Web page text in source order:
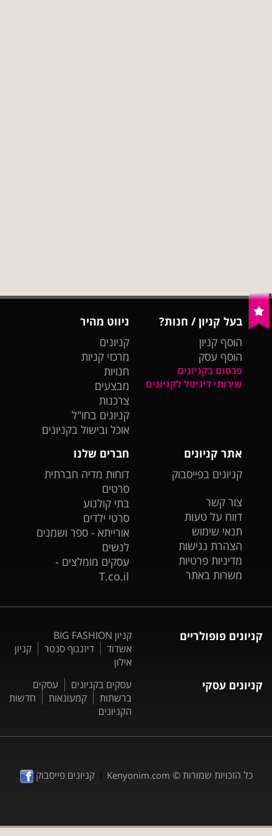
בעל קניון / חנות?
הוסף קניון
הוסף עסק
פרסום בקניונים
שירותי דיגיטל לקניונים
ניווט מהיר
קניונים
מרכזי קניות
חנויות
מבצעים
צרכנות
קניונים בחו"ל
אוכל ובישול בקניונים
אתר קניונים
קניונים בפייסבוק
צור קשר
דווח על טעות
תנאי שימוש
הצהרת נגישות
מדיניות פרטיות
משרות באתר
חברים שלנו
דוחות מדיה חברתית
סרטים
בתי קולנוע
סרטי ילדים
אורייתא - ספר ושמנים
לנשים
עסקים מומלצים -
T.co.il
קניונים פופולריים
קניון BIG FASHION
אשדוד
דיזנגוף סנטר
קניון
אילון
קניונים עסקי עסקים בקניונים
עסקים
ברשתות
קמעונאות
חדשות
הקניונים
כל הזכויות שמורות © Kenyonim.com
|קניונים פייסבוק